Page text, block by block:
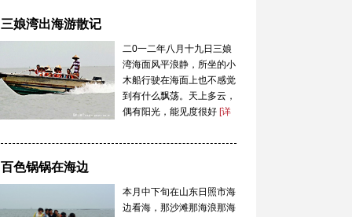
三娘湾出海游散记
二0一二年八月十九日三娘
湾海面风平浪静，所坐的小
木船行驶在海面上也不感觉
到有什么飘荡。天上多云，
偶有阳光，能见度很好 [详
百色锅锅在海边
本月中下旬在山东日照市海
边看海，那沙滩那海浪那海